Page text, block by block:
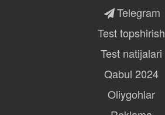
Telegram
Test topshirish
Test natijalari
Qabul 2024
Oliygohlar